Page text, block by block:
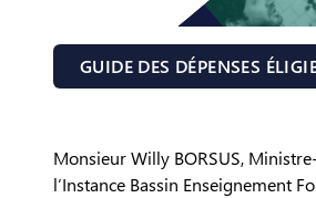
GUIDE DES DÉPENSES
Monsieur Willy BORSUS,
l’Instance Bassin Enseignement